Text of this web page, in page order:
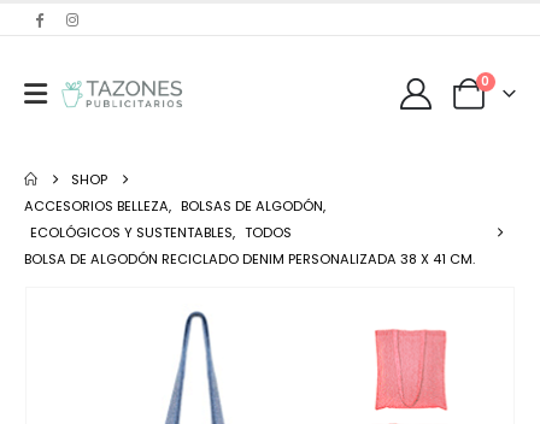
0
SHOP
ACCESORIOS BELLEZA, BOLSAS DE ALGODÓN,
ECOLÓGICOS Y SUSTENTABLES, TODOS
BOLSA DE ALGODÓN RECICLADO DENIM PERSONALIZADA 38 X 41 CM.